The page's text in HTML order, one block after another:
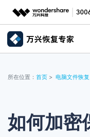
推荐产品
实用工具
关于万兴
文件修复
电脑数据恢复
文章资讯
所在位置： 首页 > 电脑文件恢复
如何加